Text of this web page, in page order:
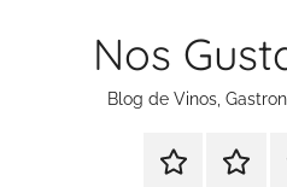
Nos
Blog de Vinos,
Especial